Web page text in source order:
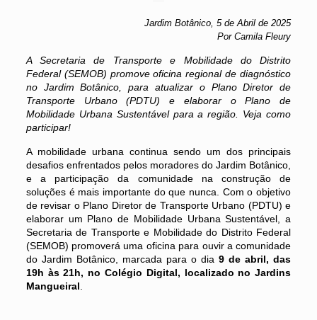
Jardim Botânico, 5 de Abril de 2025
Por Camila Fleury
A Secretaria de Transporte e Mobilidade do Distrito
Federal (SEMOB) promove oficina regional de diagnóstico
no Jardim Botânico, para atualizar o Plano Diretor de
Transporte Urbano (PDTU) e elaborar o Plano de
Mobilidade Urbana Sustentável para a região. Veja como
participar!
A mobilidade urbana continua sendo um dos principais
desafios enfrentados pelos moradores do Jardim Botânico,
e a participação da comunidade na construção de
soluções é mais importante do que nunca. Com o objetivo
de revisar o Plano Diretor de Transporte Urbano (PDTU) e
elaborar um Plano de Mobilidade Urbana Sustentável, a
Secretaria de Transporte e Mobilidade do Distrito Federal
(SEMOB) promoverá uma oficina para ouvir a comunidade
do Jardim Botânico, marcada para o dia9 de abril, das
19h às 21h, no Colégio Digital, localizado no Jardins
Mangueiral